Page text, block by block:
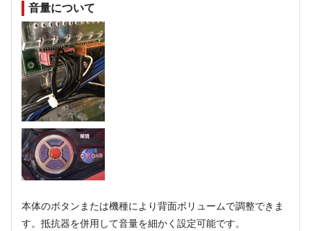
音量について
本体のボタンまたは機種により背面ボリュームで調整できま
す。抵抗器を併用して音量を細かく設定可能です。